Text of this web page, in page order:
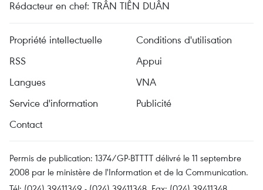
Rédacteur en chef: TRÂN TIÊN DUÂN
Propriété intellectuelle
Conditions d'utilisation
RSS
Appui
Langues
VNA
Service d'information
Publicité
Contact
Permis de publication: 1374/GP-BTTTT délivré le 11 septembre
2008 par le ministère de l'Information et de la Communication.